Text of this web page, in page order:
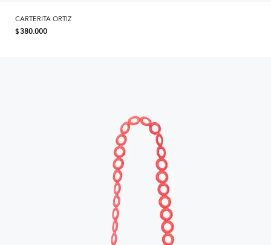
CARTERITA ORTIZ
$380.000